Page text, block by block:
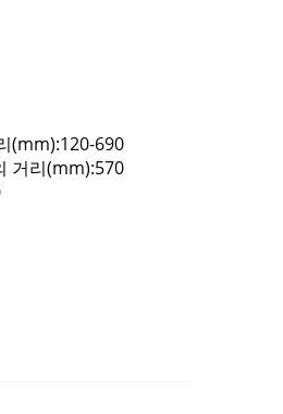
(mm):120-690
거리(mm):570